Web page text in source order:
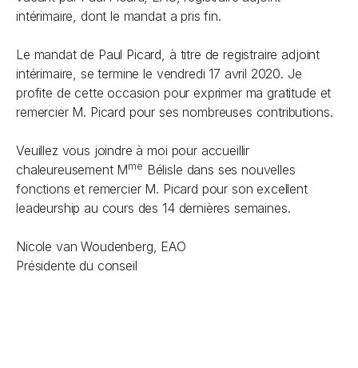
intérimaire, dont le mandat a pris fin.
Le mandat de Paul Picard, à titre de registraire adjoint
intérimaire, se termine le vendredi 17 avril 2020. Je
profite de cette occasion pour exprimer ma gratitude et
remercier M. Picard pour ses nombreuses contributions.
Veuillez vous joindre à moi pour accueillir
chaleureusement Mme Bélisle dans ses nouvelles
fonctions et remercier M. Picard pour son excellent
leadeurship au cours des 14 dernières semaines.
Nicole van Woudenberg, EAO
Présidente du conseil